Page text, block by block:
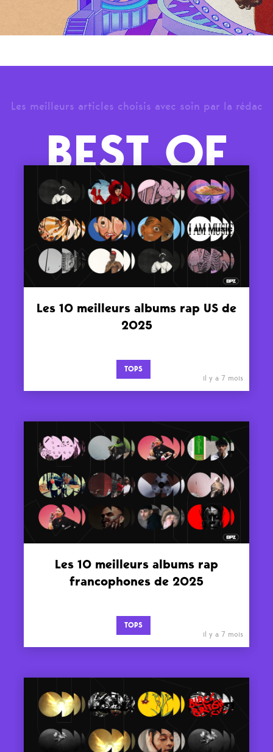
Les meilleurs articles choisis avec soin par la rédac
BEST OF
Les 10 meilleurs albums rap US de
2025
TOPS
il y a 7 mois
Les 10 meilleurs albums rap
francophones de 2025
TOPS
il y a 7 mois